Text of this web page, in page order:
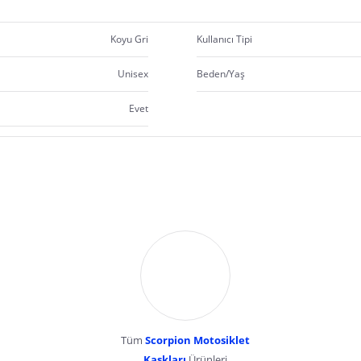
tasarlanmıştır.
hoparlör cepleri, tercih ettiğiniz Bluetooth iletişim sistemi hoparlörlerini
acil durum personelinin kaza anında yanak pedlerini önce çıkararak kaskı
kaplamaya sahip geri çekilebilir SpeedView güneş vizörü, net ve
Koyu Gri Kullanıcı Tipi
Unisex Beden/Yaş
Evet
Tüm Scorpion Motosiklet